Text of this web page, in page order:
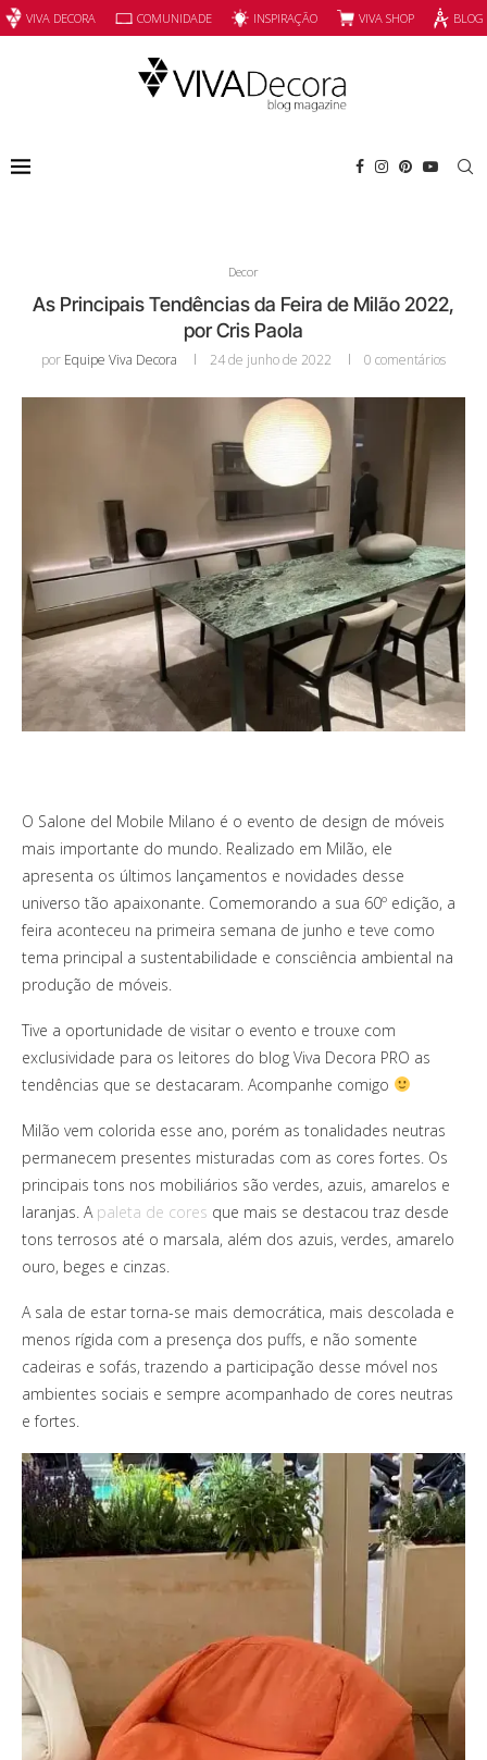
VIVA DECORA COMUNIDADE INSPIRAÇÃO VIVA SHOP
Decor
As Principais Tendências da Feira de Milão 2022,
por Cris Paola
por Equipe Viva Decora 24 de junho de 2022 0 comentários
O Salone del Mobile Milano é o evento de design de móveis
mais importante do mundo. Realizado em Milão, ele
apresenta os últimos lançamentos e novidades desse
universo tão apaixonante. Comemorando a sua 60º edição, a
feira aconteceu na primeira semana de junho e teve como
tema principal a sustentabilidade e consciência ambiental na
produção de móveis.
Tive a oportunidade de visitar o evento e trouxe com
exclusividade para os leitores do blog Viva Decora PRO as
tendências que se destacaram. Acompanhe comigo
Milão vem colorida esse ano, porém as tonalidades neutras
permanecem presentes misturadas com as cores fortes. Os
principais tons nos mobiliários são verdes, azuis, amarelos e
laranjas. A paleta de cores que mais se destacou traz desde
tons terrosos até o marsala, além dos azuis, verdes, amarelo
ouro, beges e cinzas.
A sala de estar torna-se mais democrática, mais descolada e
menos rígida com a presença dos puffs, e não somente
cadeiras e sofás, trazendo a participação desse móvel nos
ambientes sociais e sempre acompanhado de cores neutras
e fortes.